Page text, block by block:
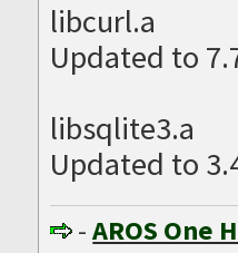
libcurl.a
Updated to
libsqlite3.a
Updated to
-AROS One